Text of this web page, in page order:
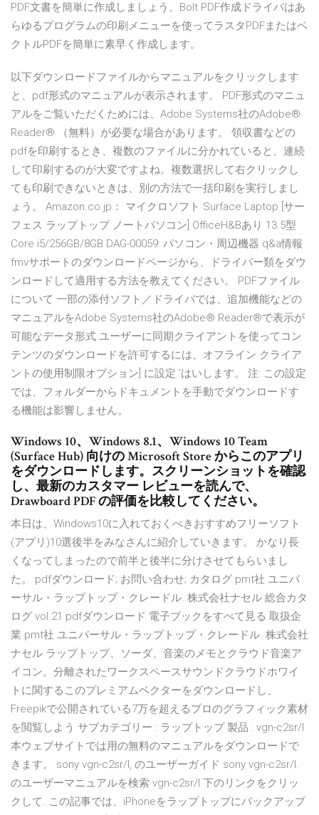
PDF文書を簡単に作成しましょう。Bolt PDF作成ドライバはあ
らゆるプログラムの印刷メニューを使ってラスタPDFまたはベ
クトルPDFを簡単に素早く作成します。
以下ダウンロードファイルからマニュアルをクリックします
と、pdf形式のマニュアルが表示されます。 PDF形式のマニュ
アルをご覧いただくためには、Adobe Systems社のAdobe®
Reader® （無料）が必要な場合があります。 領収書などの
pdfを印刷するとき、複数のファイルに分かれていると、連続
して印刷するのが大変ですよね。複数選択して右クリックし
ても印刷できないときは、別の方法で一括印刷を実行しまし
ょう。 Amazon.co.jp： マイクロソフト Surface Laptop [サー
フェス ラップトップ ノートパソコン] OfficeH&Bあり 13.5型
Core i5/256GB/8GB DAG-00059: パソコン・周辺機器 q&a情報
fmvサポートのダウンロードページから、ドライバー類をダウ
ンロードして適用する方法を教えてください。 PDFファイル
について 一部の添付ソフト／ドライバでは、追加機能などの
マニュアルをAdobe Systems社のAdobe® Reader®で表示が
可能なデータ形式 ユーザーに同期クライアントを使ってコン
テンツのダウンロードを許可するには、オフライン クライア
ントの使用制限オプション] に設定 'はいします。 注: この設定
では、フォルダーからドキュメントを手動でダウンロードす
る機能は影響しません。
Windows 10、Windows 8.1、Windows 10 Team
(Surface Hub) 向けの Microsoft Store からこのアプリ
をダウンロードします。スクリーンショットを確認
し、最新のカスタマー レビューを読んで、
Drawboard PDF の評価を比較してください。
本日は、Windows10に入れておくべきおすすめフリーソフト
(アプリ)10選後半をみなさんに紹介していきます。 かなり長
くなってしまったので前半と後半に分けさせてもらいまし
た。 pdfダウンロード; お問い合わせ; カタログ pmt社 ユニバ
ーサル・ラップトップ・クレードル. 株式会社ナセル 総合カタ
ログ vol.21 pdfダウンロード 電子ブックをすべて見る 取扱企
業 pmt社 ユニバーサル・ラップトップ・クレードル. 株式会社
ナセル ラップトップ、ソーダ、音楽のメモとクラウド音楽ア
イコン。分離されたワークスペースサウンドクラウドホワイ
トに関するこのプレミアムベクターをダウンロードし、
Freepikで公開されている7万を超えるプロのグラフィック素材
を閲覧しよう サブカテゴリー : ラップトップ 製品 : vgn-c2sr/l
本ウェブサイトでは用の無料のマニュアルをダウンロードで
きます。 sony vgn-c2sr/l, のユーザーガイド sony vgn-c2sr/l.
のユーザーマニュアルを検索 vgn-c2sr/l 下のリンクをクリッ
クして. この記事では、iPhoneをラップトップにバックアップ